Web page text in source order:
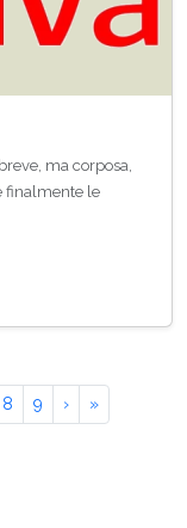
ma corposa,
finalmente le
8 9 › »